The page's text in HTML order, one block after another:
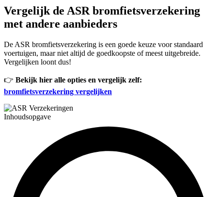
Vergelijk de ASR bromfietsverzekering
met andere aanbieders
De ASR bromfietsverzekering is een goede keuze voor standaard
voertuigen, maar niet altijd de goedkoopste of meest uitgebreide.
Vergelijken loont dus!
👉 Bekijk hier alle opties en vergelijk zelf:
bromfietsverzekering vergelijken
Inhoudsopgave